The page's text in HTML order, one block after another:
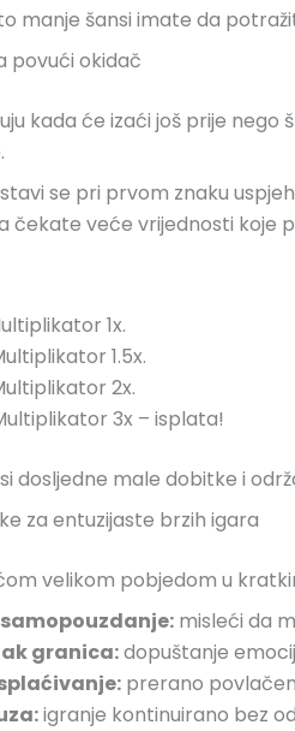
manje šansi imate da
povući okidač
kada će izaći još prije
se pri prvom znaku
čekate veće vrijednosti koje
1x.
1.5x.
2x.
3x – isplata!
dosljedne male dobitke i
za entuzijaste brzih igara
velikom pobjedom u
misleći da
granica:dopuštanje
prerano
igranje kontinuirano bez